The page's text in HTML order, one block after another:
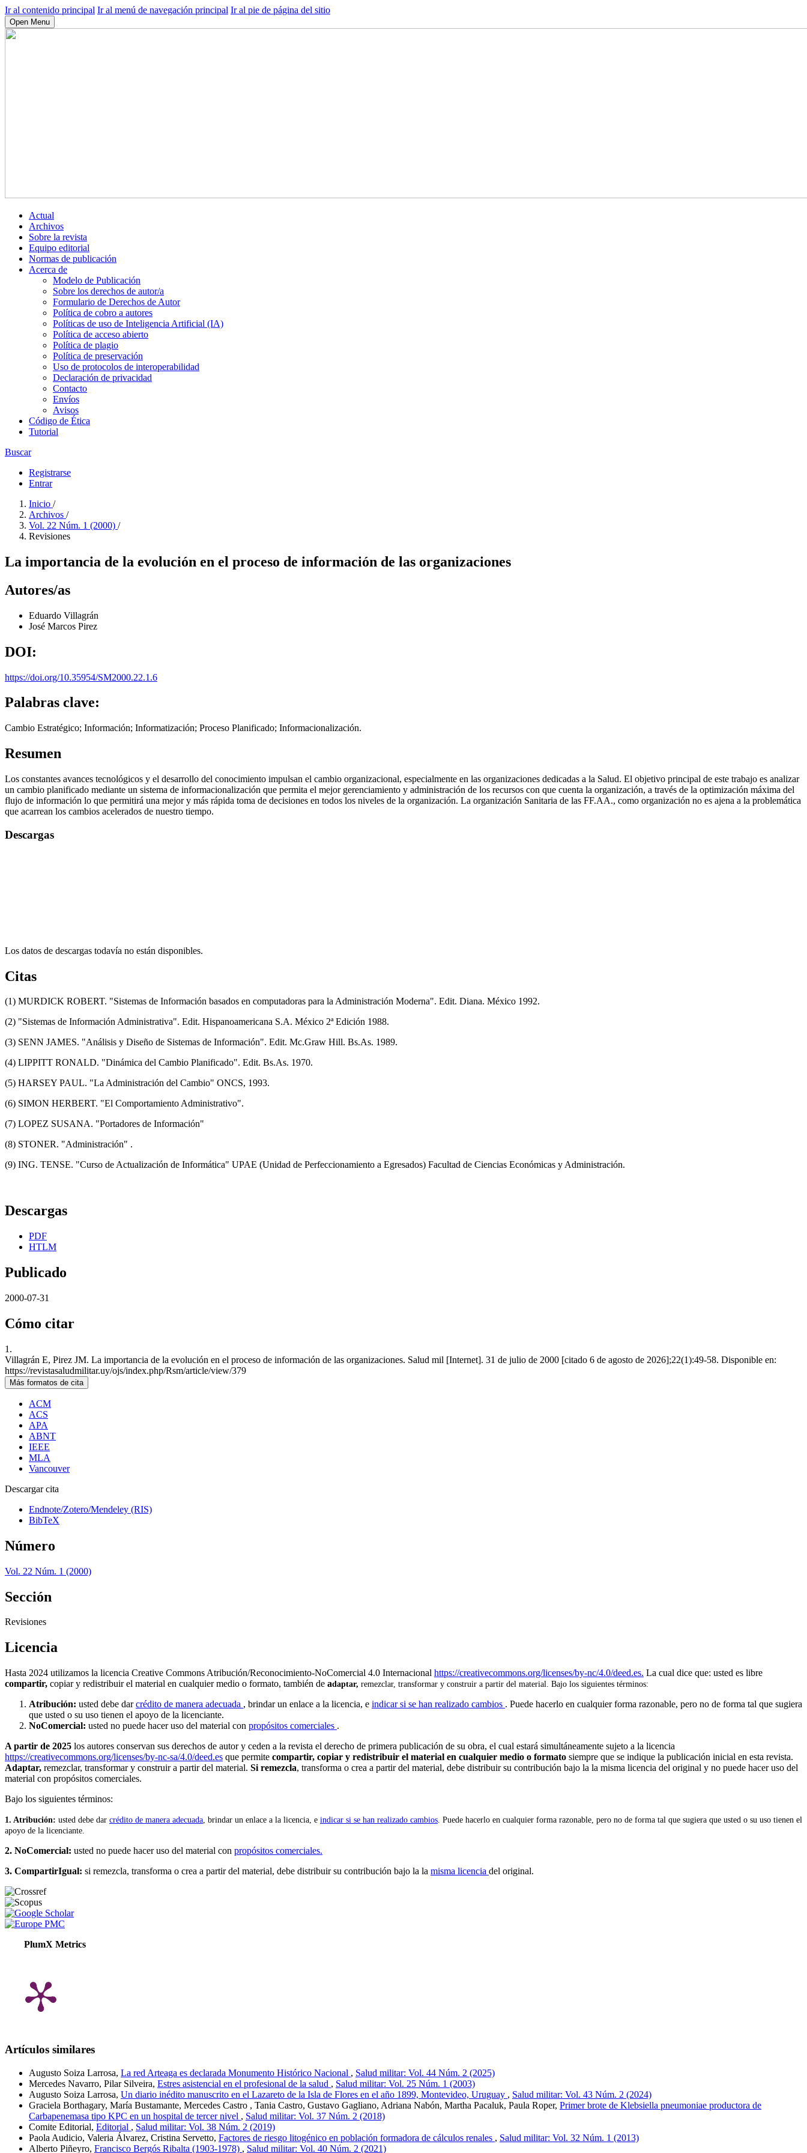
Ir al contenido principal Ir al menú de navegación principal Ir al pie de página del sitio
Open Menu
Actual
Archivos
Sobre la revista
Equipo editorial
Normas de publicación
Acerca de
Modelo de Publicación
Sobre los derechos de autor/a
Formulario de Derechos de Autor
Política de cobro a autores
Políticas de uso de Inteligencia Artificial (IA)
Política de acceso abierto
Política de plagio
Política de preservación
Uso de protocolos de interoperabilidad
Declaración de privacidad
Contacto
Envíos
Avisos
Código de Ética
Tutorial
Buscar
Registrarse
Entrar
Inicio /
Archivos /
Vol. 22 Núm. 1 (2000) /
Revisiones
La importancia de la evolución en el proceso de información de las organizaciones
Autores/as
Eduardo Villagrán
José Marcos Pirez
DOI:
https://doi.org/10.35954/SM2000.22.1.6
Palabras clave:
Cambio Estratégico; Información; Informatización; Proceso Planificado; Informacionalización.
Resumen
Los constantes avances tecnológicos y el desarrollo del conocimiento impulsan el cambio organizacional, especialmente en las organizaciones dedicadas a la Salud. El objetivo principal de este trabajo es analizar
un cambio planificado mediante un sistema de informacionalización que permita el mejor gerenciamiento y administración de los recursos con que cuenta la organización, a través de la optimización máxima del
flujo de información lo que permitirá una mejor y más rápida toma de decisiones en todos los niveles de la organización. La organización Sanitaria de las FF.AA., como organización no es ajena a la problemática
que acarrean los cambios acelerados de nuestro tiempo.
Descargas
Los datos de descargas todavía no están disponibles.
Citas
(1) MURDICK ROBERT. "Sistemas de Información basados en computadoras para la Administración Moderna". Edit. Diana. México 1992.
(2) "Sistemas de Información Administrativa". Edit. Hispanoamericana S.A. México 2ª Edición 1988.
(3) SENN JAMES. "Análisis y Diseño de Sistemas de Información". Edit. Mc.Graw Hill. Bs.As. 1989.
(4) LIPPITT RONALD. "Dinámica del Cambio Planificado". Edit. Bs.As. 1970.
(5) HARSEY PAUL. "La Administración del Cambio" ONCS, 1993.
(6) SIMON HERBERT. "El Comportamiento Administrativo".
(7) LOPEZ SUSANA. "Portadores de Información"
(8) STONER. "Administración" .
(9) ING. TENSE. "Curso de Actualización de Informática" UPAE (Unidad de Perfeccionamiento a Egresados) Facultad de Ciencias Económicas y Administración.
Descargas
PDF
HTLM
Publicado
2000-07-31
Cómo citar
1.
Villagrán E, Pirez JM. La importancia de la evolución en el proceso de información de las organizaciones. Salud mil [Internet]. 31 de julio de 2000 [citado 6 de agosto de 2026];22(1):49-58. Disponible en:
https://revistasaludmilitar.uy/ojs/index.php/Rsm/article/view/379
Más formatos de cita
ACM
ACS
APA
ABNT
IEEE
MLA
Vancouver
Descargar cita
Endnote/Zotero/Mendeley (RIS)
BibTeX
Número
Vol. 22 Núm. 1 (2000)
Sección
Revisiones
Licencia
Hasta 2024 utilizamos la licencia Creative Commons Atribución/Reconocimiento-NoComercial 4.0 Internacional https://creativecommons.org/licenses/by-nc/4.0/deed.es. La cual dice que: usted es libre
compartir, copiar y redistribuir el material en cualquier medio o formato, también de adaptar, remezclar, transformar y construir a partir del material. Bajo los siguientes términos:
Atribución: usted debe darcrédito de manera adecuada , brindar un enlace a la licencia, e indicar si se han realizado cambios . Puede hacerlo en cualquier forma razonable, pero no de forma tal que sugiera
que usted o su uso tienen el apoyo de la licenciante.
NoComercial: usted no puede hacer uso del material con propósitos comerciales .
A partir de 2025 los autores conservan sus derechos de autor y ceden a la revista el derecho de primera publicación de su obra, el cual estará simultáneamente sujeto a la licencia
https://creativecommons.org/licenses/by-nc-sa/4.0/deed.es que permite compartir, copiar y redistribuir el material en cualquier medio o formato siempre que se indique la publicación inicial en esta revista.
Adaptar, remezclar, transformar y construir a partir del material. Si remezcla, transforma o crea a partir del material, debe distribuir su contribución bajo la la misma licencia del original y no puede hacer uso del
material con propósitos comerciales.
Bajo los siguientes términos:
1. Atribución: usted debe dar crédito de manera adecuada, brindar un enlace a la licencia, e indicar si se han realizado cambios. Puede hacerlo en cualquier forma razonable, pero no de forma tal que sugiera que usted o su uso tienen el
apoyo de la licenciante.
2. NoComercial: usted no puede hacer uso del material con propósitos comerciales.
3. CompartirIgual: si remezcla, transforma o crea a partir del material, debe distribuir su contribución bajo la la misma licencia del original.
PlumX Metrics
Artículos similares
Augusto Soiza Larrosa, La red Arteaga es declarada Monumento Histórico Nacional , Salud militar: Vol. 44 Núm. 2 (2025)
Mercedes Navarro, Pilar Silveira, Estres asistencial en el profesional de la salud , Salud militar: Vol. 25 Núm. 1 (2003)
Augusto Soiza Larrosa, Un diario inédito manuscrito en el Lazareto de la Isla de Flores en el año 1899, Montevideo, Uruguay , Salud militar: Vol. 43 Núm. 2 (2024)
Graciela Borthagary, María Bustamante, Mercedes Castro , Tania Castro, Gustavo Gagliano, Adriana Nabón, Martha Pacaluk, Paula Roper, Primer brote de Klebsiella pneumoniae productora de
Carbapenemasa tipo KPC en un hospital de tercer nivel , Salud militar: Vol. 37 Núm. 2 (2018)
Comite Editorial, Editorial , Salud militar: Vol. 38 Núm. 2 (2019)
Paola Audicio, Valeria Álvarez, Cristina Servetto, Factores de riesgo litogénico en población formadora de cálculos renales , Salud militar: Vol. 32 Núm. 1 (2013)
Alberto Piñeyro, Francisco Bergós Ribalta (1903-1978) , Salud militar: Vol. 40 Núm. 2 (2021)